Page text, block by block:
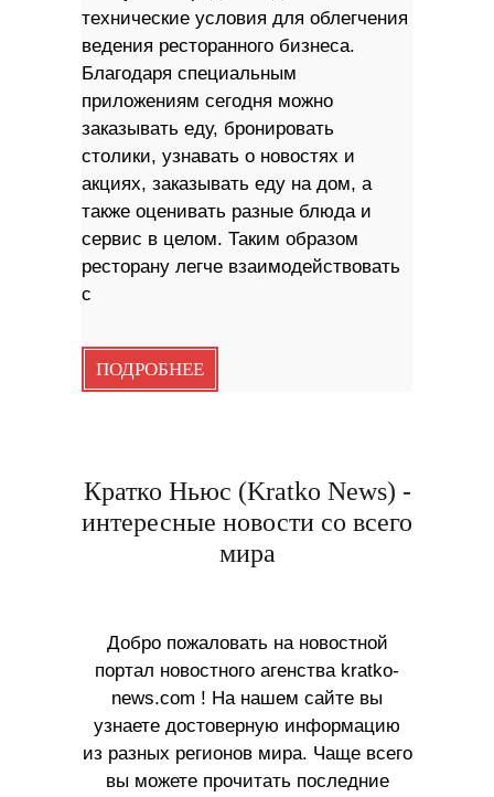
технические условия для облегчения
ведения ресторанного бизнеса.
Благодаря специальным
приложениям сегодня можно
заказывать еду, бронировать
столики, узнавать о новостях и
акциях, заказывать еду на дом, а
также оценивать разные блюда и
сервис в целом. Таким образом
ресторану легче взаимодействовать
с
ПОДРОБНЕЕ
Кратко Ньюс (Kratko News) -
интересные новости со всего
мира
Добро пожаловать на новостной
портал новостного агенства kratko-
news.com ! На нашем сайте вы
узнаете достоверную информацию
из разных регионов мира. Чаще всего
вы можете прочитать последние